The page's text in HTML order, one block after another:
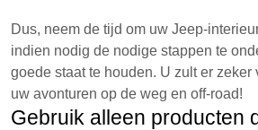
Dus, neem de tijd om uw Jeep-
indien nodig de nodige stappen te
goede staat te houden. U zult er zeker
uw avonturen op de weg en off-road!
Gebruik alleen producten